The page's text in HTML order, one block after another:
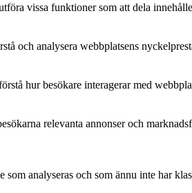
vissa funktioner som att dela
och analysera webbplatsens
hur besökare interagerar med
relevanta annonser och
som analyseras och som ännu inte har